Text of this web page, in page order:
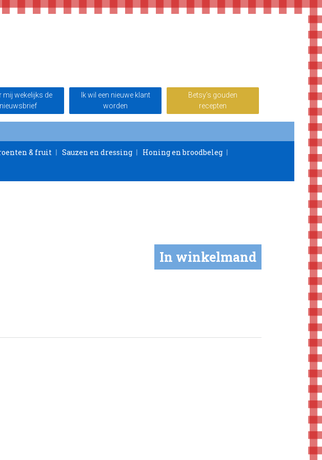
Betsy’s gouden
recepten
Ik wil een nieuwe klant
worden
mij wekelijks de
nieuwsbrief
& fruit Sauzen en dressing
Honing en broodbeleg
In winkelmand